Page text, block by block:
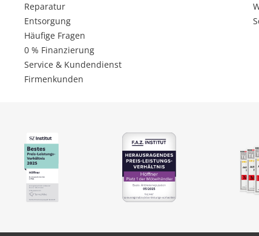
Reparatur
Entsorgung
Häufige Fragen
0 % Finanzierung
Service & Kundendienst
Firmenkunden